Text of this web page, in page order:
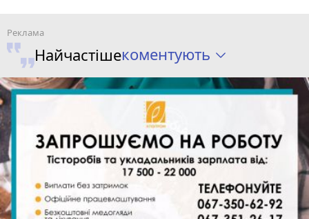
Найчастішекоментують